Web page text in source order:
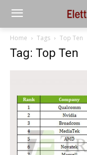
Home Tags Top Ten
Tag: Top Ten